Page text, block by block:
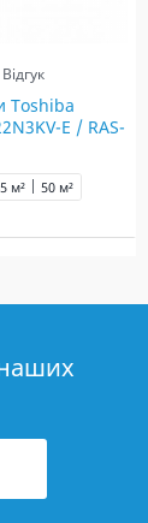
Toshiba
E / RAS-
м² 50 м²